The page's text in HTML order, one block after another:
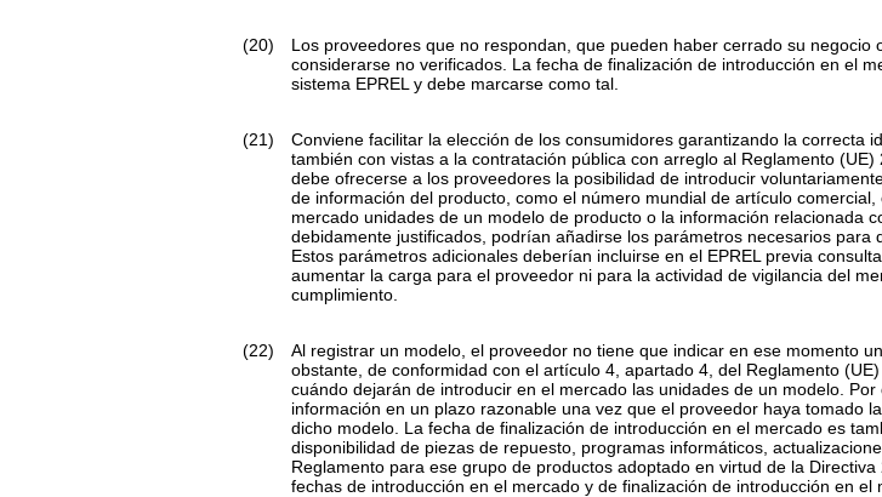
(20)
Los proveedores que no respondan, que pueden haber cerrado su
considerarse no verificados. La fecha de finalización de introducción en el
sistema EPREL y debe marcarse como tal.
(21)
Conviene facilitar la elección de los consumidores garantizando la correcta
también con vistas a la contratación pública con arreglo al Reglamento
debe ofrecerse a los proveedores la posibilidad de introducir
de información del producto, como el número mundial de artículo
mercado unidades de un modelo de producto o la información relacionada
debidamente justificados, podrían añadirse los parámetros necesarios
Estos parámetros adicionales deberían incluirse en el EPREL previa
aumentar la carga para el proveedor ni para la actividad de vigilancia del
cumplimiento.
(22)
Al registrar un modelo, el proveedor no tiene que indicar en ese momento
obstante, de conformidad con el artículo 4, apartado 4, del Reglamento
cuándo dejarán de introducir en el mercado las unidades de un modelo.
información en un plazo razonable una vez que el proveedor haya tomado
dicho modelo. La fecha de finalización de introducción en el mercado es
disponibilidad de piezas de repuesto, programas informáticos,
Reglamento para ese grupo de productos adoptado en virtud de la
fechas de introducción en el mercado y de finalización de introducción en el